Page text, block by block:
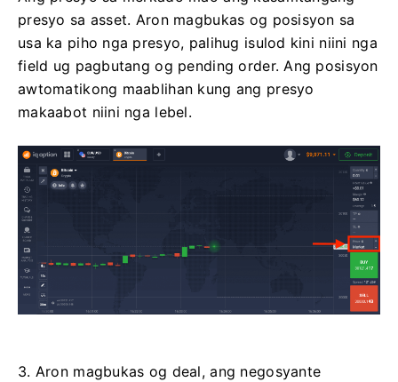
presyo sa asset. Aron magbukas og posisyon sa
usa ka piho nga presyo, palihug isulod kini niini nga
field ug pagbutang og pending order. Ang posisyon
awtomatikong maablihan kung ang presyo
makaabot niini nga lebel.
3. Aron magbukas og deal, ang negosyante